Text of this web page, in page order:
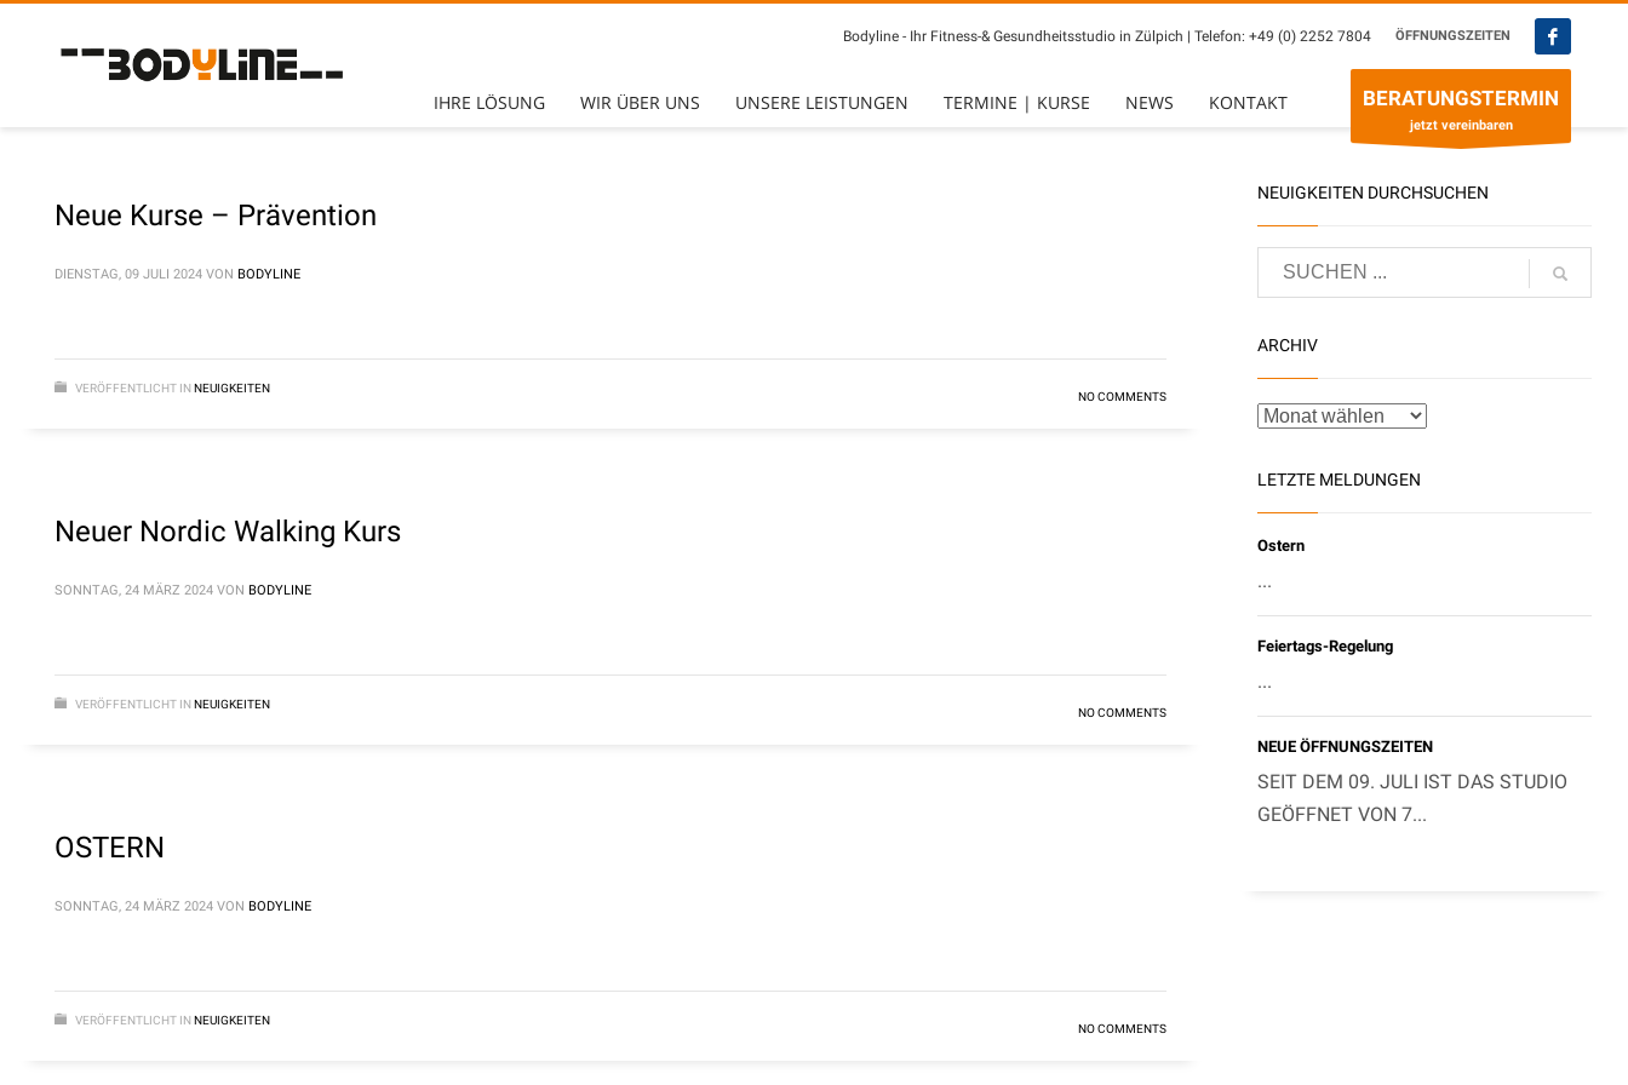
Unsere Öffnungszeiten:
Betreuung- & Beratungszeiten
Montag - Freitag 10 – 13 Uhr +
Bodyline - Ihr Fitness-& Gesundheitsstudio in Zülpich | Telefon: +49 (0) 2252 7804 ÖFFNUNGSZEITEN
IHRE LÖSUNG WIR ÜBER UNS UNSERE LEISTUNGEN TERMINE | KURSE NEWS KONTAKT BERATUNGSTERMIN
jetzt vereinbaren
Neue Kurse – Prävention
DIENSTAG, 09 JULI 2024 VON BODYLINE
VERÖFFENTLICHT IN NEUIGKEITEN
NO COMMENTS
Neuer Nordic Walking Kurs
SONNTAG, 24 MÄRZ 2024 VON BODYLINE
VERÖFFENTLICHT IN NEUIGKEITEN
NO COMMENTS
OSTERN
SONNTAG, 24 MÄRZ 2024 VON BODYLINE
VERÖFFENTLICHT IN NEUIGKEITEN
NO COMMENTS
NEUIGKEITEN DURCHSUCHEN
ARCHIV
LETZTE MELDUNGEN
Ostern
...
Feiertags-Regelung
...
NEUE ÖFFNUNGSZEITEN
SEIT DEM 09. JULI IST DAS STUDIO
GEÖFFNET VON 7...